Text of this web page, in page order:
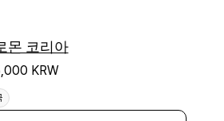
몬 코리아
KRW